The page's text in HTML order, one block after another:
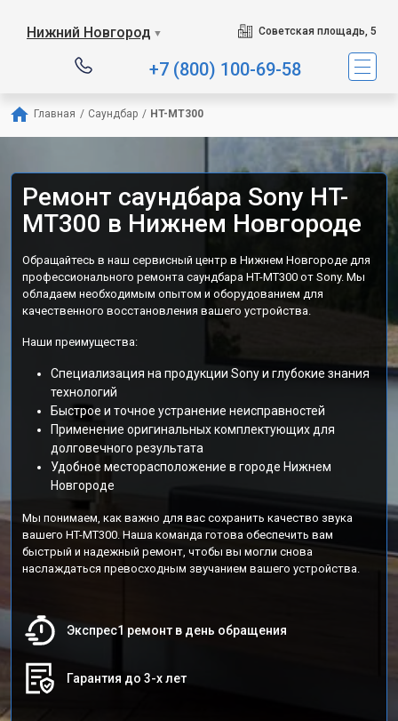
Нижний Новгород ▼ Советская площадь, 5
+7 (800) 100-69-58
Главная / Саундбар / HT-MT300
Ремонт саундбара Sony HT-
MT300 в Нижнем Новгороде
Обращайтесь в наш сервисный центр в Нижнем Новгороде для
профессионального ремонта саундбара HT-MT300 от Sony. Мы
обладаем необходимым опытом и оборудованием для
качественного восстановления вашего устройства.
Наши преимущества:
Специализация на продукции Sony и глубокие знания
технологий
Быстрое и точное устранение неисправностей
Применение оригинальных комплектующих для
долговечного результата
Удобное месторасположение в городе Нижнем
Новгороде
Мы понимаем, как важно для вас сохранить качество звука
вашего HT-MT300. Наша команда готова обеспечить вам
быстрый и надежный ремонт, чтобы вы могли снова
наслаждаться превосходным звучанием вашего устройства.
Экспрес1 ремонт в день обращения
Гарантия до 3-х лет